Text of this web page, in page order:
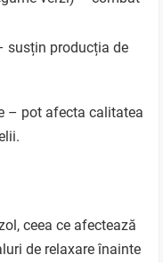
susțin producția de
– pot afecta calitatea
ceea ce afectează
de relaxare înainte